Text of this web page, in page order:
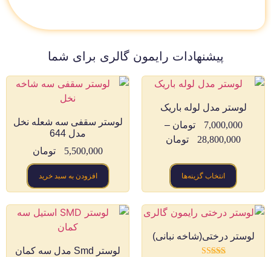
پیشنهادات رایمون گالری برای شما
لوستر مدل لوله باریک
7,000,000
تومان –
28,800,000
تومان
انتخاب گزینه‌ها
لوستر سقفی سه شعله نخل
مدل 644
5,500,000
تومان
افزودن به سبد خرید
لوستر درختی(شاخه نبانی)
لوستر Smd مدل سه کمان